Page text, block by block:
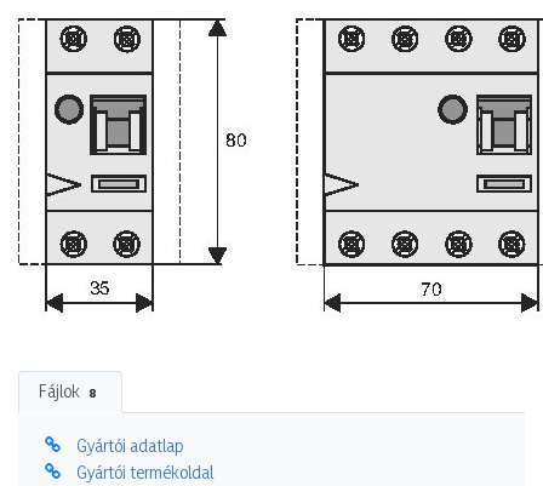
Fájlok 8
Gyártói adatlap
Gyártói termékoldal